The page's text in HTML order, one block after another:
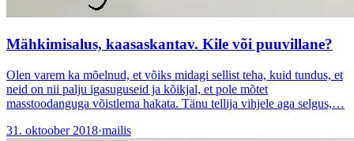
Mähkimisalus, kaasaskantav. Kile või puuvillane?
Olen varem ka mõelnud, et võiks midagi sellist teha, kuid tundus, et
neid on nii palju igasuguseid ja kõikjal, et pole mõtet
masstoodanguga võistlema hakata. Tänu tellija vihjele aga selgus,…
31. oktoober 2018·mailis